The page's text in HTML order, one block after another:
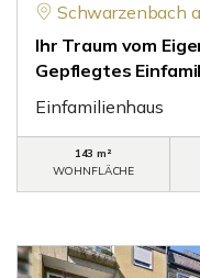
Schwarzenbach
Ihr Traum vom
Gepflegtes
Einfamilienhaus
143 m²
WOHNFLÄCHE